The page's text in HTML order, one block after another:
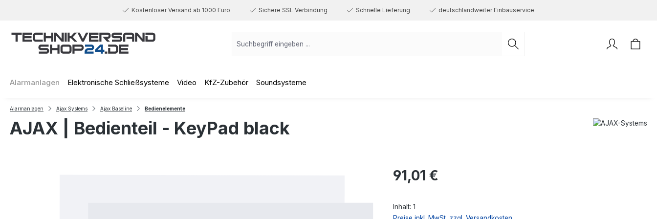
Kostenloser Versand ab 1000 Euro Sichere SSL Verbindung Schnelle Lieferung deutschlandweiter Einbauservice
Alarmanlagen Elektronische Schließsysteme Video KfZ-Zubehör Soundsysteme
Alarmanlagen Ajax Systems Ajax Baseline Bedienelemente
AJAX | Bedienteil - KeyPad black
Regulärer Preis:
91,01 €
Inhalt: 1